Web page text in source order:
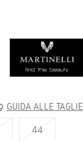
GUIDA ALLE TAGLIE
44